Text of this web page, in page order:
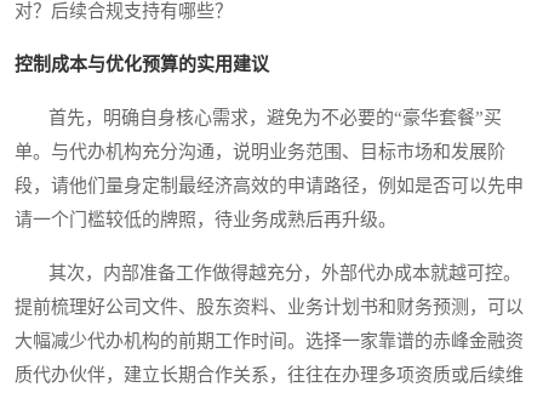
对？后续合规支持有哪些？
控制成本与优化预算的实用建议
首先，明确自身核心需求，避免为不必要的“豪华套餐”买
单。与代办机构充分沟通，说明业务范围、目标市场和发展阶
段，请他们量身定制最经济高效的申请路径，例如是否可以先申
请一个门槛较低的牌照，待业务成熟后再升级。
其次，内部准备工作做得越充分，外部代办成本就越可控。
提前梳理好公司文件、股东资料、业务计划书和财务预测，可以
大幅减少代办机构的前期工作时间。选择一家靠谱的赤峰金融资
质代办伙伴，建立长期合作关系，往往在办理多项资质或后续维